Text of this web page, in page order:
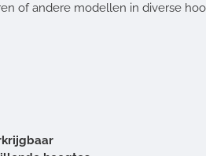
of andere modellen in diverse